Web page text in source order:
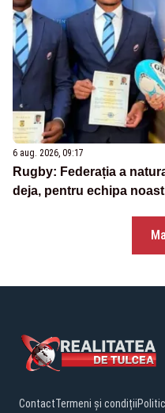
6 aug. 2026, 09:17
Rugby: Federația a
deja, pentru echipa
ContactTermeni și condiții